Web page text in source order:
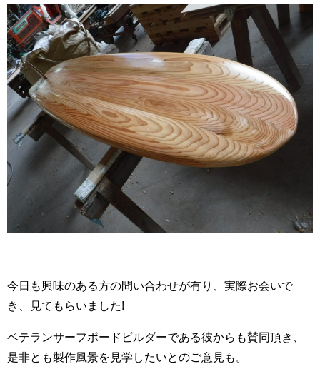
今日も興味のある方の問い合わせが有り、実際お会いで
き、見てもらいました!
ベテランサーフボードビルダーである彼からも賛同頂き、
是非とも製作風景を見学したいとのご意見も。